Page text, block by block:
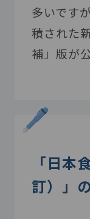
多いです
積された
補」版が
「日本
訂）」